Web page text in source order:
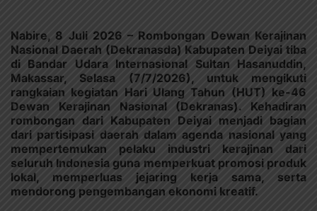
Nabire, 8 Juli 2026 – Rombongan Dewan Kerajinan
Nasional Daerah (Dekranasda) Kabupaten Deiyai tiba
di Bandar Udara Internasional Sultan Hasanuddin,
Makassar, Selasa (7/7/2026), untuk mengikuti
rangkaian kegiatan Hari Ulang Tahun (HUT) ke-46
Dewan Kerajinan Nasional (Dekranas). Kehadiran
rombongan dari Kabupaten Deiyai menjadi bagian
dari partisipasi daerah dalam agenda nasional yang
mempertemukan pelaku industri kerajinan dari
seluruh Indonesia guna memperkuat promosi produk
lokal, memperluas jejaring kerja sama, serta
mendorong pengembangan ekonomi kreatif.